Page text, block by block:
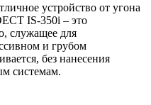
устройство от угона
IS-350i – это
служащее для
и грубом
без нанесения
системам.